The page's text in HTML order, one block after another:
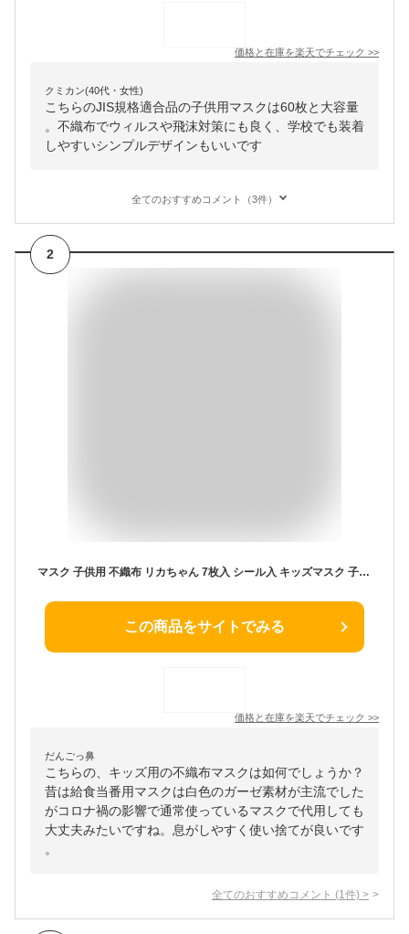
価格と在庫を楽天でチェック >>
クミカン(40代・女性)
こちらのJIS規格適合品の子供用マスクは60枚と大容量
。不織布でウィルスや飛沫対策にも良く、学校でも装着
しやすいシンプルデザインもいいです
全てのおすすめコメント（3件）
2
マスク 子供用 不織布 リカちゃん 7枚入 シール入 キッズマスク 子供用マスク （ 子ども用 子供 小さめ 女の子 かわいい 給食 当番 ホコリ 花粉 埃 予防 防止 ） 【3980円以上送料無料】
この商品をサイトでみる
価格と在庫を楽天でチェック >>
だんごっ鼻
こちらの、キッズ用の不織布マスクは如何でしょうか？
昔は給食当番用マスクは白色のガーゼ素材が主流でした
がコロナ禍の影響で通常使っているマスクで代用しても
大丈夫みたいですね。息がしやすく使い捨てが良いです
。
全てのおすすめコメント (1 件) >